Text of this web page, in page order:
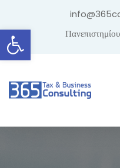
Ανοίξτε τη